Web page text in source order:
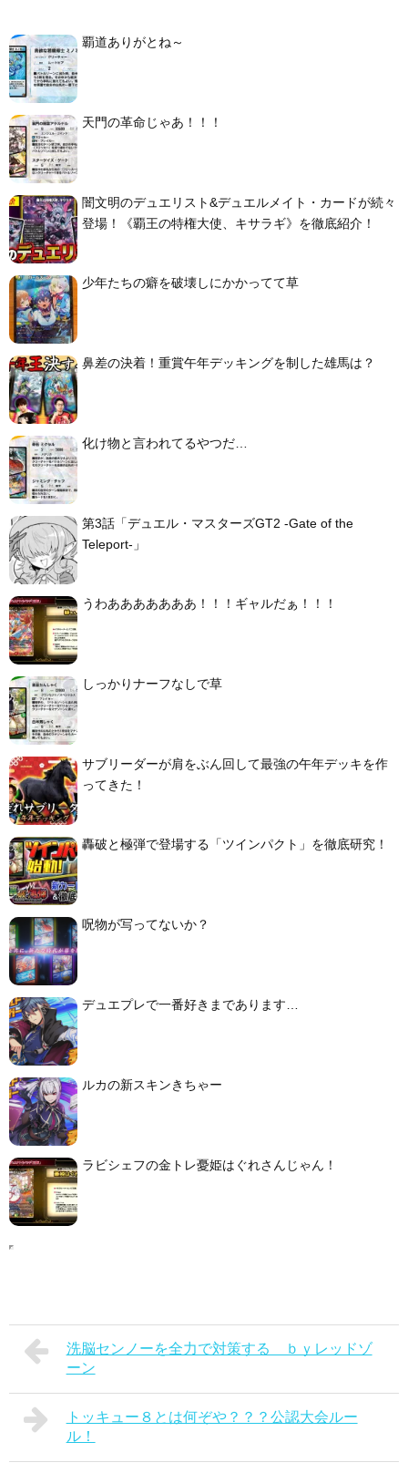
覇道ありがとね～
天門の革命じゃあ！！！
闇文明のデュエリスト&デュエルメイト・カードが続々
登場！《覇王の特権大使、キサラギ》を徹底紹介！
少年たちの癖を破壊しにかかってて草
鼻差の決着！重賞午年デッキングを制した雄馬は？
化け物と言われてるやつだ…
第3話「デュエル・マスターズGT2 -Gate of the
Teleport-」
うわあああああああ！！！ギャルだぁ！！！
しっかりナーフなしで草
サブリーダーが肩をぶん回して最強の午年デッキを作
ってきた！
轟破と極弾で登場する「ツインパクト」を徹底研究！
呪物が写ってないか？
デュエプレで一番好きまであります…
ルカの新スキンきちゃー
ラビシェフの金トレ憂姫はぐれさんじゃん！
洗脳センノーを全力で対策する ｂｙレッドゾ
ーン
トッキュー８とは何ぞや？？？公認大会ルー
ル！